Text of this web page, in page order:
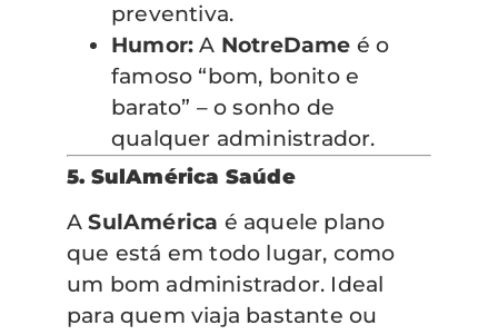
preventiva.
Humor: A NotreDame é o
famoso “bom, bonito e
barato” – o sonho de
qualquer administrador.
5. SulAmérica Saúde
ASulAmérica é aquele plano
que está em todo lugar, como
um bom administrador. Ideal
para quem viaja bastante ou